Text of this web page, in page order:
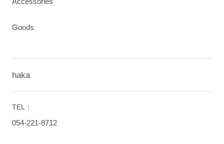
Goods
haka
TEL：
054-221-8712